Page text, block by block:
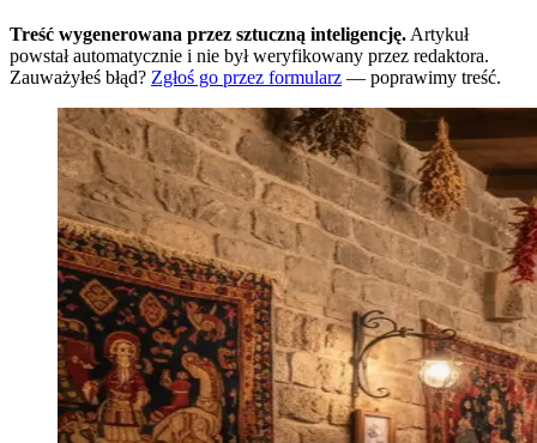
Treść wygenerowana przez sztuczną inteligencję. Artykuł
powstał automatycznie i nie był weryfikowany przez redaktora.
Zauważyłeś błąd? Zgłoś go przez formularz — poprawimy treść.